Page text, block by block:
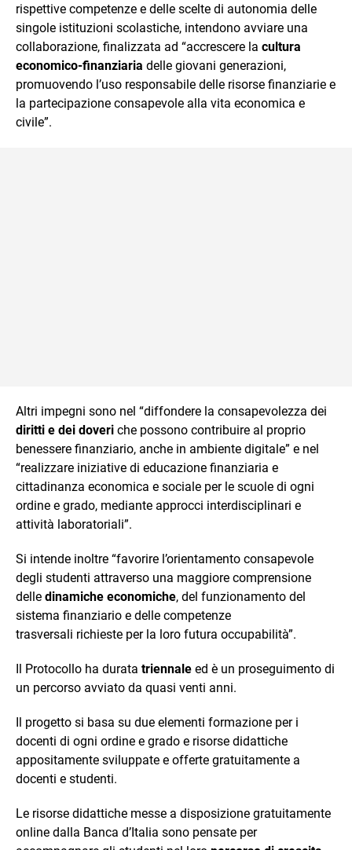
rispettive competenze e delle scelte di autonomia delle
singole istituzioni scolastiche, intendono avviare una
collaborazione, finalizzata ad “accrescere la cultura
economico-finanziaria delle giovani generazioni,
promuovendo l’uso responsabile delle risorse finanziarie e
la partecipazione consapevole alla vita economica e
civile”.
Altri impegni sono nel “diffondere la consapevolezza dei
diritti e dei doveri che possono contribuire al proprio
benessere finanziario, anche in ambiente digitale” e nel
“realizzare iniziative di educazione finanziaria e
cittadinanza economica e sociale per le scuole di ogni
ordine e grado, mediante approcci interdisciplinari e
attività laboratoriali”.
Si intende inoltre “favorire l’orientamento consapevole
degli studenti attraverso una maggiore comprensione
delle dinamiche economiche, del funzionamento del
sistema finanziario e delle competenze
trasversali richieste per la loro futura occupabilità”.
Il Protocollo ha durata triennale ed è un proseguimento di
un percorso avviato da quasi venti anni.
Il progetto si basa su due elementi formazione per i
docenti di ogni ordine e grado e risorse didattiche
appositamente sviluppate e offerte gratuitamente a
docenti e studenti.
Le risorse didattiche messe a disposizione gratuitamente
online dalla Banca d’Italia sono pensate per